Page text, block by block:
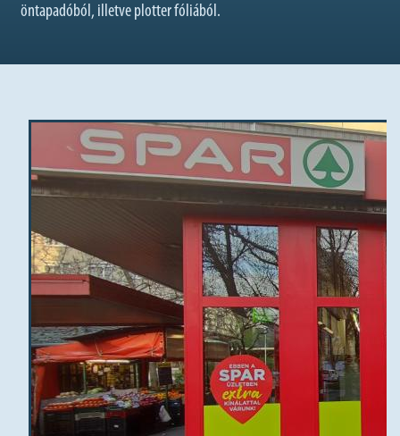
öntapadóból, illetve plotter fóliából.